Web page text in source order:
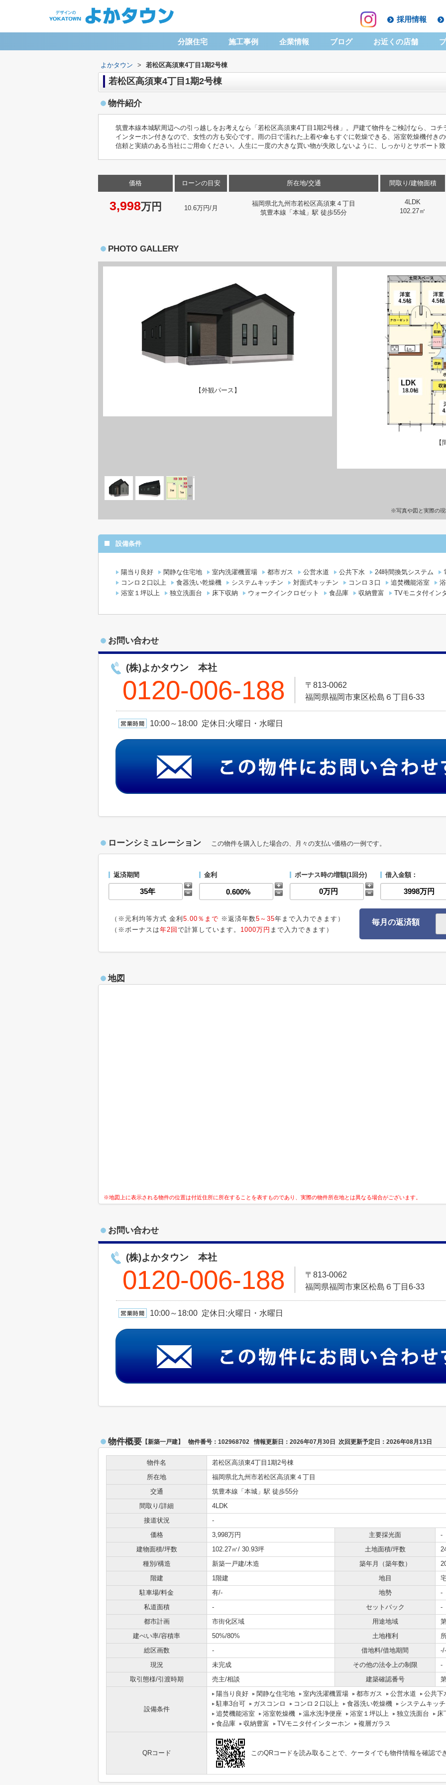
採用情報
分譲住宅 施工事例 企業情報 ブログ お近くの店舗
よかタウン > 若松区高須東4丁目1期2号棟
若松区高須東4丁目1期2号棟
物件紹介
筑豊本線本城駅周辺への引っ越しをお考えなら「若松区高須東4丁目1期2号棟」。戸建て物件をご検討なら、コ
インターホン付きなので、女性の方も安心です。雨の日で濡れた上着や傘もすぐに乾燥できる、浴室乾燥機付き
信頼と実績のある当社にご用命ください。人生に一度の大きな買い物が失敗しないように、しっかりとサポート
価格
3,998万円
ローンの目安
10.6万円/月
所在地/交通
福岡県北九州市若松区高須東４丁目
筑豊本線「本城」駅 徒歩55分
間取り/建物面積
4LDK
102.27㎡
PHOTO GALLERY
【外観パース】
【
※写真や図と実際の
設備条件
陽当り良好 閑静な住宅地 室内洗濯機置場 都市ガス 公営水道 公共下水 24時間換気システム
コンロ２口以上
食器洗い乾燥機 システムキッチン 対面式キッチン コンロ３口 追焚機能浴室
浴室１坪以上
独立洗面台 床下収納 ウォークインクロゼット 食品庫 収納豊富 TVモニタ付イン
お問い合わせ
(株)よかタウン 本社
0120-006-188
〒813-0062
福岡県福岡市東区松島６丁目6-33
10:00～18:00 定休日:火曜日・水曜日
ローンシミュレーション この物件を購入した場合の、月々の支払い価格の一例です。
返済期間 金利 ボーナス時の増額(1回分) 借入金額：
（※元利均等方式 金利 5.00％まで ※返済年数5～35年まで入力できます）
（※ボーナスは年2回 で計算しています。 1000万円 まで入力できます）
毎月の返済額
地図
※地図上に表示される物件の位置は付近住所に所在することを表すものであり、実際の物件所在地とは異なる場合がございます。
お問い合わせ
(株)よかタウン 本社
0120-006-188
〒813-0062
福岡県福岡市東区松島６丁目6-33
10:00～18:00 定休日:火曜日・水曜日
物件概要 【新築一戸建】 物件番号：102968702 情報更新日：2026年07月30日 次回更新予定日：2026年08月13日
物件名
若松区高須東4丁目1期2号棟
所在地
福岡県北九州市若松区高須東４丁目
交通
筑豊本線「本城」駅 徒歩55分
間取り/詳細
4LDK
接道状況
-
価格
3,998万円 主要採光面
-
建物面積/坪数
102.27㎡/ 30.93坪 土地面積/坪数
種別/構造
新築一戸建/木造 築年月（築年数）
階建
1階建 地目
駐車場/料金
有/- 地勢
-
私道面積
- セットバック
-
都市計画
市街化区域 用途地域
建ぺい率/容積率
50%/80% 土地権利
総区画数
- 借地料/借地期間
-/-
現況
未完成 その他の法令上の制限
-
取引態様/引渡時期
売主/相談 建築確認番号
設備条件
陽当り良好 閑静な住宅地 室内洗濯機置場 都市ガス 公営水道
公共下
駐車3台可
ガスコンロ コンロ２口以上 食器洗い乾燥機
システムキッ
追焚機能浴室
浴室乾燥機 温水洗浄便座 浴室１坪以上 独立洗面台
床
食品庫
収納豊富 TVモニタ付インターホン 複層ガラス
QRコード このQRコードを読み取ることで、ケータイでも物件情報を確認で